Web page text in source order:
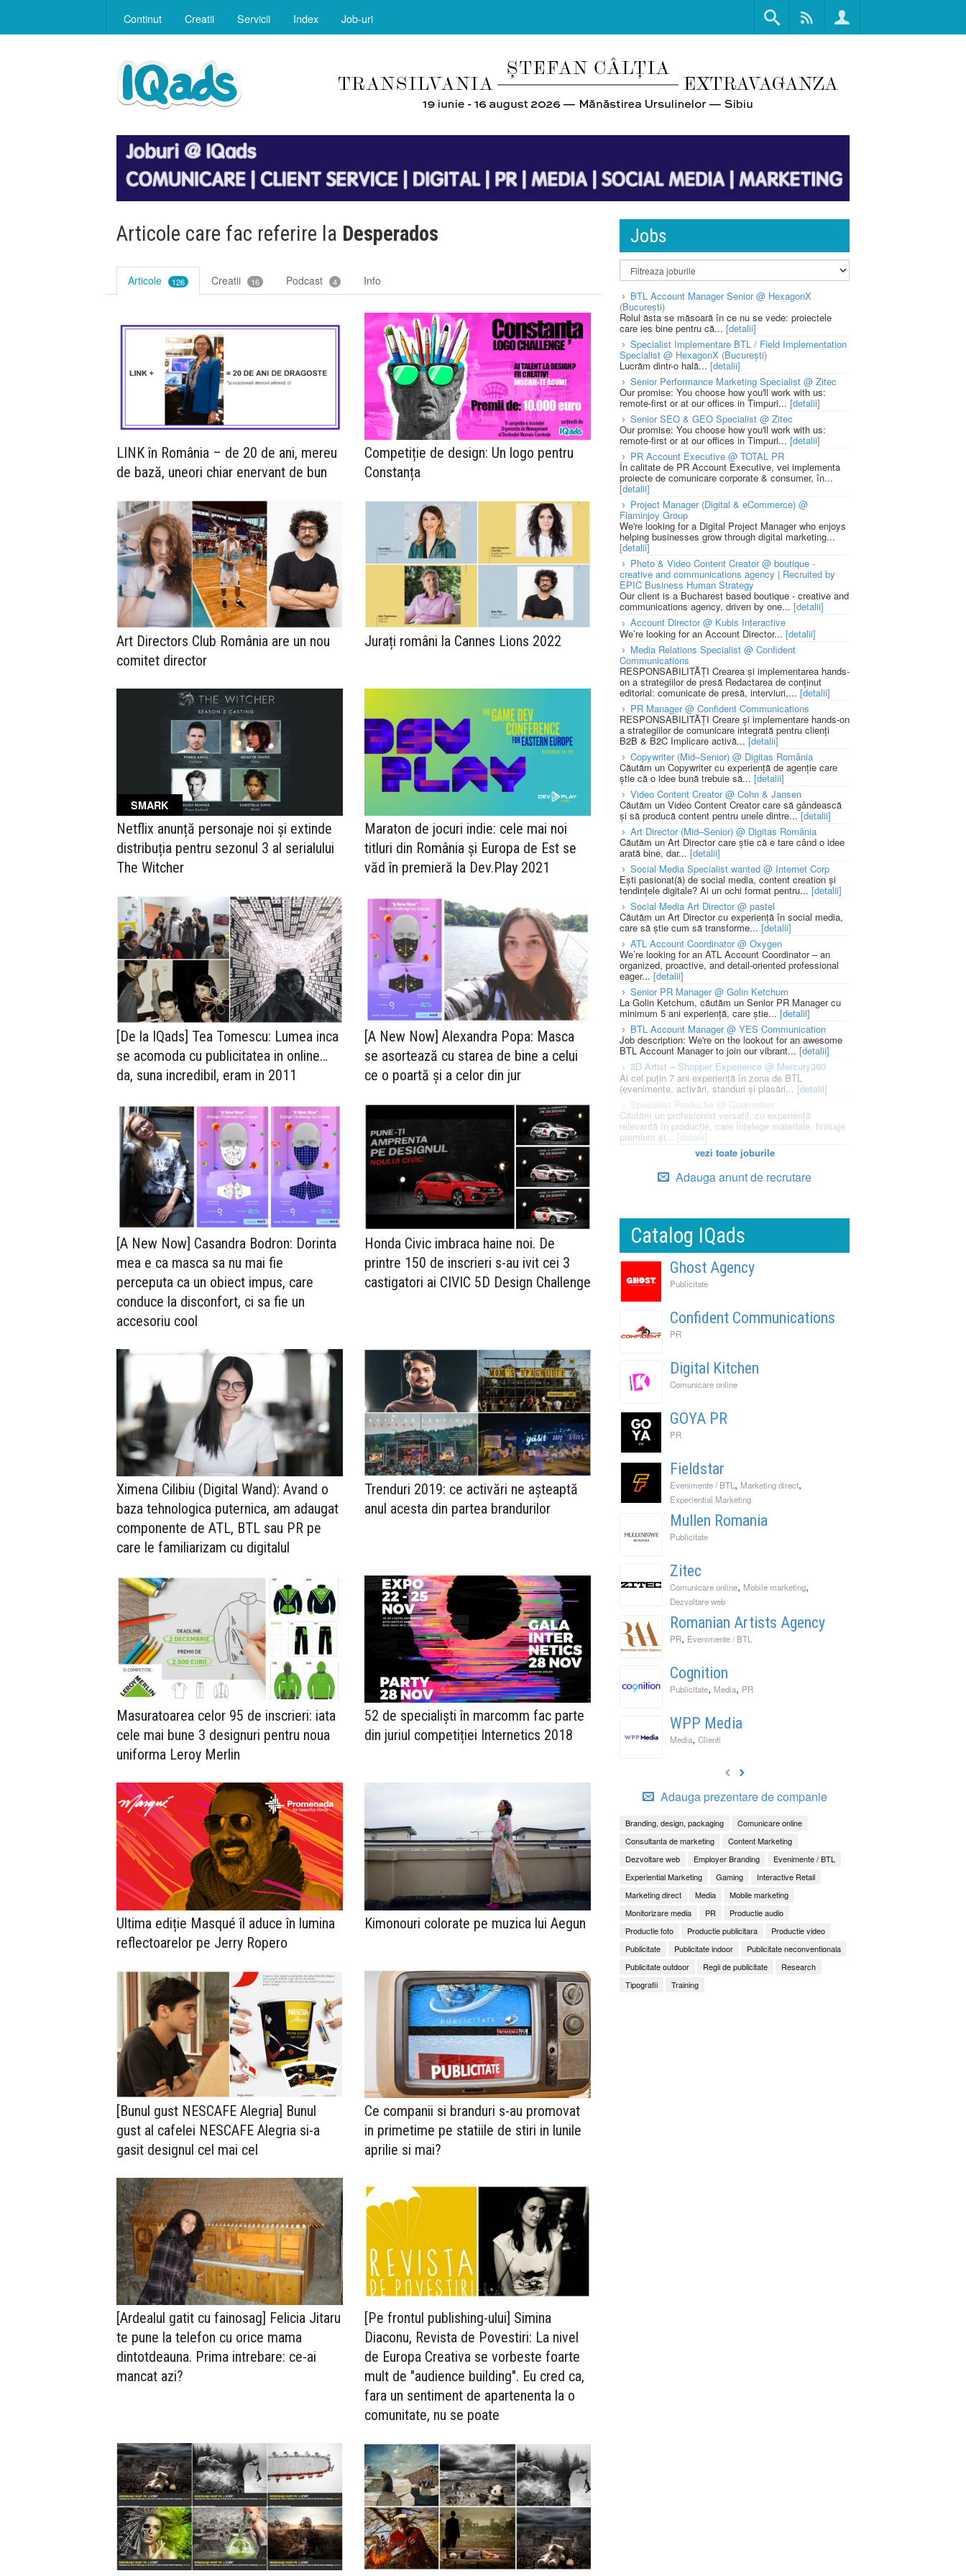
Continut Creatii Servicii Index Job-uri
Articole care fac referire la Desperados
Articole 126 Creatii 16 Podcast 4 Info
LINK în România – de 20 de ani, mereu
de bază, uneori chiar enervant de bun
Competiție de design: Un logo pentru
Constanța
Art Directors Club România are un nou
comitet director
Jurați români la Cannes Lions 2022
SMARK
Netflix anunță personaje noi și extinde
distribuția pentru sezonul 3 al serialului
The Witcher
Maraton de jocuri indie: cele mai noi
titluri din România și Europa de Est se
văd în premieră la Dev.Play 2021
[De la IQads] Tea Tomescu: Lumea inca
se acomoda cu publicitatea in online…
da, suna incredibil, eram in 2011
[A New Now] Alexandra Popa: Masca
se asortează cu starea de bine a celui
ce o poartă și a celor din jur
[A New Now] Casandra Bodron: Dorinta
mea e ca masca sa nu mai fie
perceputa ca un obiect impus, care
conduce la disconfort, ci sa fie un
accesoriu cool
Honda Civic imbraca haine noi. De
printre 150 de inscrieri s-au ivit cei 3
castigatori ai CIVIC 5D Design Challenge
Ximena Cilibiu (Digital Wand): Avand o
baza tehnologica puternica, am adaugat
componente de ATL, BTL sau PR pe
care le familiarizam cu digitalul
Trenduri 2019: ce activări ne așteaptă
anul acesta din partea brandurilor
Masuratoarea celor 95 de inscrieri: iata
cele mai bune 3 designuri pentru noua
uniforma Leroy Merlin
52 de specialiști în marcomm fac parte
din juriul competiției Internetics 2018
Ultima ediție Masqué îl aduce în lumina
reflectoarelor pe Jerry Ropero
Kimonouri colorate pe muzica lui Aegun
[Bunul gust NESCAFE Alegria] Bunul
gust al cafelei NESCAFE Alegria si-a
gasit designul cel mai cel
Ce companii si branduri s-au promovat
in primetime pe statiile de stiri in lunile
aprilie si mai?
[Ardealul gatit cu fainosag] Felicia Jitaru
te pune la telefon cu orice mama
dintotdeauna. Prima intrebare: ce-ai
mancat azi?
[Pe frontul publishing-ului] Simina
Diaconu, Revista de Povestiri: La nivel
de Europa Creativa se vorbeste foarte
mult de "audience building". Eu cred ca,
fara un sentiment de apartenenta la o
comunitate, nu se poate
Jobs
BTL Account Manager Senior @ HexagonX
(București)
Rolul ăsta se măsoară în ce nu se vede: proiectele
care ies bine pentru că... [detalii]
Specialist Implementare BTL / Field Implementation
Specialist @ HexagonX (București)
Lucrăm dintr-o hală... [detalii]
Senior Performance Marketing Specialist @ Zitec
Our promise: You choose how you'll work with us:
remote-first or at our offices in Timpuri... [detalii]
Senior SEO & GEO Specialist @ Zitec
Our promise: You choose how you'll work with us:
remote-first or at our offices in Timpuri... [detalii]
PR Account Executive @ TOTAL PR
În calitate de PR Account Executive, vei implementa
proiecte de comunicare corporate & consumer, în...
[detalii]
Project Manager (Digital & eCommerce) @
Flaminjoy Group
We're looking for a Digital Project Manager who enjoys
helping businesses grow through digital marketing...
[detalii]
Photo & Video Content Creator @ boutique -
creative and communications agency | Recruited by
EPIC Business Human Strategy
Our client is a Bucharest based boutique - creative and
communications agency, driven by one... [detalii]
Account Director @ Kubis Interactive
We’re looking for an Account Director... [detalii]
Media Relations Specialist @ Confident
Communications
RESPONSABILITĂȚI Crearea și implementarea hands-
on a strategiilor de presă Redactarea de conținut
editorial: comunicate de presă, interviuri,... [detalii]
PR Manager @ Confident Communications
RESPONSABILITĂȚI Creare și implementare hands-on
a strategiilor de comunicare integrată pentru clienți
B2B & B2C Implicare activă... [detalii]
Copywriter (Mid–Senior) @ Digitas România
Căutăm un Copywriter cu experiență de agenție care
știe că o idee bună trebuie să... [detalii]
Video Content Creator @ Cohn & Jansen
Căutăm un Video Content Creator care să gândească
și să producă content pentru unele dintre...[detalii]
Art Director (Mid–Senior) @ Digitas România
Căutăm un Art Director care știe că e tare când o idee
arată bine, dar... [detalii]
Social Media Specialist wanted @ Internet Corp
Ești pasionat(ă) de social media, content creation și
tendințele digitale? Ai un ochi format pentru... [detalii]
Social Media Art Director @ pastel
Căutăm un Art Director cu experiență în social media,
care să știe cum să transforme... [detalii]
ATL Account Coordinator @ Oxygen
We’re looking for an ATL Account Coordinator – an
organized, proactive, and detail-oriented professional
eager... [detalii]
Senior PR Manager @ Golin Ketchum
La Golin Ketchum, căutăm un Senior PR Manager cu
minimum 5 ani experiență, care știe... [detalii]
BTL Account Manager @ YES Communication
Job description: We're on the lookout for an awesome
BTL Account Manager to join our vibrant... [detalii]
3D Artist – Shopper Experience @ Mercury360
Ai cel puțin 7 ani experiență în zona de BTL
(evenimente, activări, standuri și plasări... [detalii]
Specialist Productie @ Godmother
Căutăm un profesionist versatil, cu experiență
relevantă în producție, care înțelege materiale, finisaje
premium și... [detalii]
vezi toate joburile
Adauga anunt de recrutare
Catalog IQads
Ghost Agency
Publicitate
Confident Communications
PR
Digital Kitchen
Comunicare online
GOYA PR
PR
Fieldstar
Evenimente / BTL , Marketing direct,
Experiential Marketing
Mullen Romania
Publicitate
Zitec
Comunicare online, Mobile marketing,
Dezvoltare web
Romanian Artists Agency
PR, Evenimente / BTL
Cognition
Publicitate, Media, PR
WPP Media
Media, Clienti
Adauga prezentare de companie
Branding, design, packaging
Comunicare online
Consultanta de marketing
Content Marketing
Dezvoltare web
Employer Branding
Evenimente / BTL
Experiential Marketing
Gaming
Interactive Retail
Marketing direct
Media
Mobile marketing
Monitorizare media
PR
Productie audio
Productie foto
Productie publicitara
Productie video
Publicitate
Publicitate indoor
Publicitate neconventionala
Publicitate outdoor
Regii de publicitate
Research
Tipografii
Training